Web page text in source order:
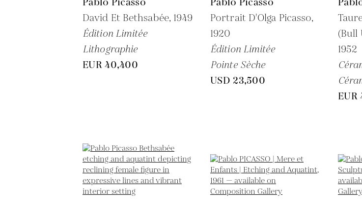
David Et Bethsabée, 1949
Édition Limitée
Lithographie
EUR 40,400
Portrait D'Olga Picasso,
1920
Édition Limitée
Pointe Sèche
USD 23,500
(Bull
1952
EUR